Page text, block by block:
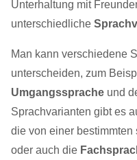
Unterhaltung mit
unterschiedliche
Man kann verschiedene
unterscheiden, zum
Umgangssprache und
Sprachvarianten gibt es
die von einer
oder auch die